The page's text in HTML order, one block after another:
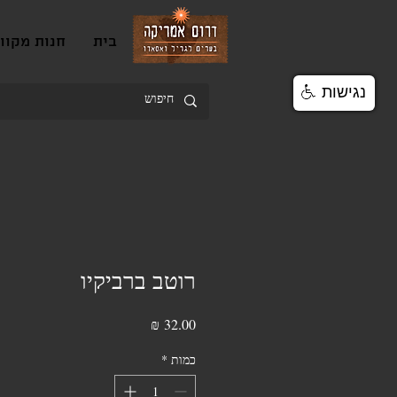
בית חנות
רוטב ברביקיו
כמות *
נגישות